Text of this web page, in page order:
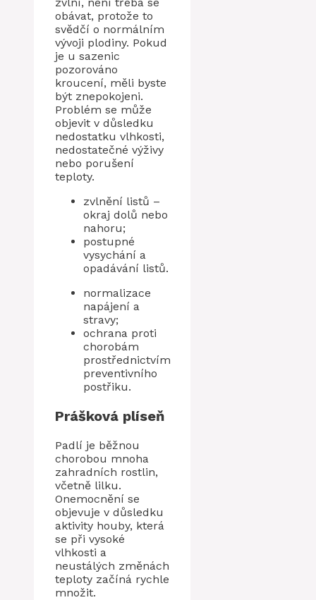
obávat, protože to
svědčí o normálním
vývoji plodiny. Pokud
je u sazenic
pozorováno
kroucení, měli byste
být znepokojeni.
Problém se může
objevit v důsledku
nedostatku vlhkosti,
nedostatečné výživy
nebo porušení
teploty.
zvlnění listů –
okraj dolů nebo
nahoru;
postupné
vysychání a
opadávání listů.
normalizace
napájení a
stravy;
ochrana proti
chorobám
prostřednictvím
preventivního
postřiku.
Prášková plíseň
Padlí je běžnou
chorobou mnoha
zahradních rostlin,
včetně lilku.
Onemocnění se
objevuje v důsledku
aktivity houby, která
se při vysoké
vlhkosti a
neustálých změnách
teploty začíná rychle
množit.